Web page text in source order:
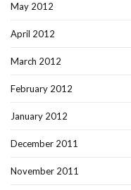
May 2012
April 2012
March 2012
February 2012
January 2012
December 2011
November 2011